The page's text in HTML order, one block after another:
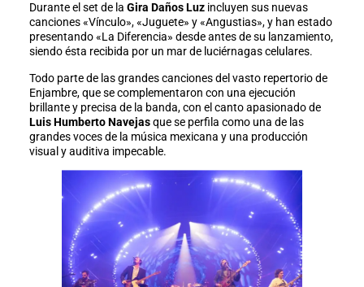
Durante el set de la Gira Daños Luzincluyen sus nuevas
canciones «Vínculo», «Juguete» y «Angustias», y han estado
presentando «La Diferencia» desde antes de su lanzamiento,
siendo ésta recibida por un mar de luciérnagas celulares.
Todo parte de las grandes canciones del vasto repertorio de
Enjambre, que se complementaron con una ejecución
brillante y precisa de la banda, con el canto apasionado de
Luis Humberto Navejasque se perfila como una de las
grandes voces de la música mexicana y una producción
visual y auditiva impecable.